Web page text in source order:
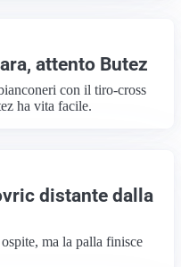
attento Butez
con il tiro-cross
ha vita facile.
distante dalla
ma la palla finisce